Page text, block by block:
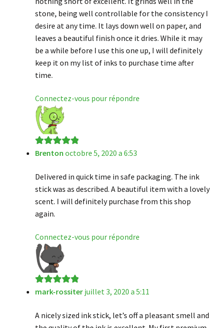
stone, being well controllable for the consistency I
desire at any time. It lays down well on paper, and
leaves a beautiful finish once it dries. While it may
be a while before I use this one up, I will definitely
keep it on my list of inks to purchase time after
time.
Connectez-vous pour répondre
Note5sur 5
Brenton octobre 5, 2020 a 6:53
Delivered in quick time in safe packaging. The ink
stick was as described. A beautiful item with a lovely
scent. I will definitely purchase from this shop
again.
Connectez-vous pour répondre
Note5sur 5
mark-rossiter juillet 3, 2020 a 5:11
A nicely sized ink stick, let’s off a pleasant smell and